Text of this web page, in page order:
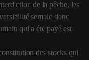
de la pêche, les
semble donc
qui a été payé est
des stocks qui